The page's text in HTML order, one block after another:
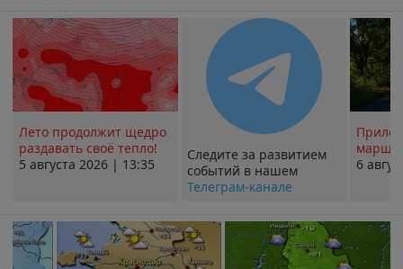
Лето продолжит щедро
раздавать своё тепло!
5 августа 2026 | 13:35
Следите за развитием
событий в нашем
Телеграм-канале
6